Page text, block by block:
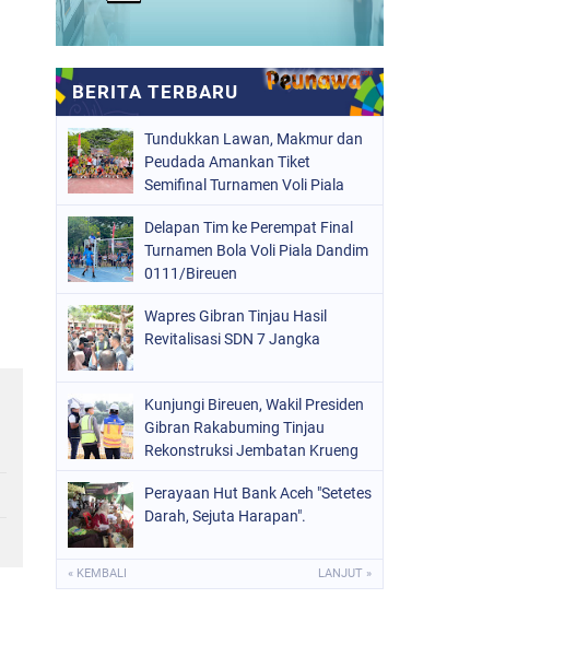
Tundukkan Lawan, Makmur dan
Peudada Amankan Tiket
Semifinal Turnamen Voli Piala
Delapan Tim ke Perempat Final
Turnamen Bola Voli Piala Dandim
0111/Bireuen
Wapres Gibran Tinjau Hasil
Revitalisasi SDN 7 Jangka
Kunjungi Bireuen, Wakil Presiden
Gibran Rakabuming Tinjau
Rekonstruksi Jembatan Krueng
Perayaan Hut Bank Aceh "Setetes
Darah, Sejuta Harapan".
« KEMBALI LANJUT »